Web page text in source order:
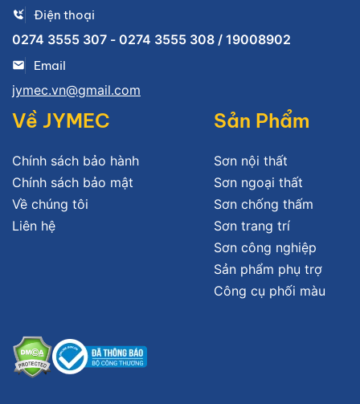
Điện thoại
0274 3555 307 - 0274 3555 308 / 19008902
Email
jymec.vn@gmail.com
Về JYMEC
Chính sách bảo hành
Chính sách bảo mật
Về chúng tôi
Liên hệ
Sản Phẩm
Sơn nội thất
Sơn ngoại thất
Sơn chống thấm
Sơn trang trí
Sơn công nghiệp
Sản phẩm phụ trợ
Công cụ phối màu